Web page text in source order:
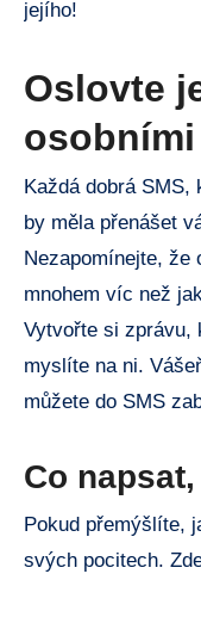
jejího!
Oslovte
Každá dobrá
by měla přenášet
Nezapomínejte, že
mnohem víc než
Vytvořte si zprávu,
myslíte na ni.
můžete do SMS
Co
Pokud přemýšlíte,
svých pocitech.